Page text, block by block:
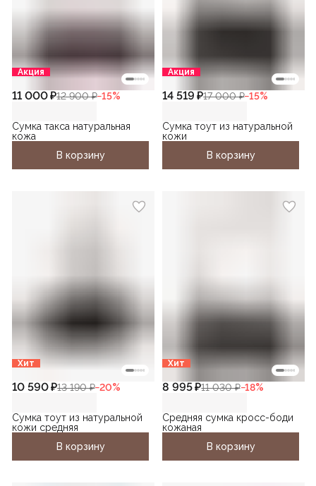
Акция
11 000 ₽12 900 ₽−15%
Сумка такса натуральная
кожа
В корзину
Акция
14 519 ₽17 000 ₽−15%
Сумка тоут из натуральной
кожи
В корзину
Хит
10 590 ₽13 190 ₽−20%
Сумка тоут из натуральной
кожи средняя
В корзину
Хит
8 995 ₽11 030 ₽−18%
Средняя сумка кросс-боди
кожаная
В корзину